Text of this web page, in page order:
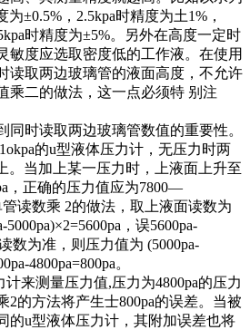
±0.5%，2.5kpa时精度为土1%，
时精度为±5%。另外在高度一定时
敏度应选取密度低的工作液。在使用
读取两边玻璃管的液面高度，不允许
乘二的做法，这一点必须特 别注
同时读取两边玻璃管数值的重要性。
的u型液体压力计，无压力时两
。当加上某一压力时，上液面上升至
，正确的压力值应为7800—
管读数乘 2的做法，取上液面读数为
，误5600pa-
数为准，则压力值为 (5000pa-
4800pa=800pa。
来测量压力值,压力为4800pa的压力
2的方法将产生士800pa的误差。当被
的u型液体压力计，其附加误差也将